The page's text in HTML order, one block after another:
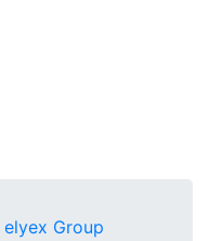
elyex Group